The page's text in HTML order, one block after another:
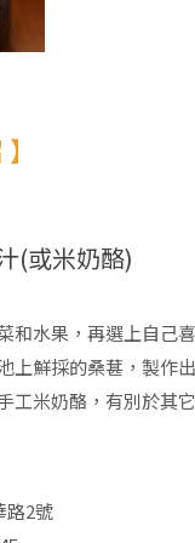
(或米奶酪)
和水果，再選上自己
上鮮採的桑葚，製作
工米奶酪，有別於其
路2號